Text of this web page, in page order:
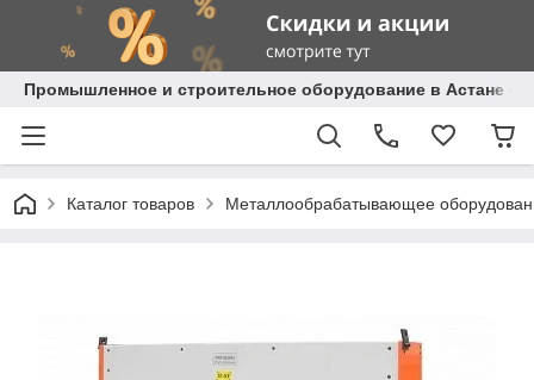
Промышленное и строительное оборудование в Астане с
Каталог товаров Металлообрабатывающее